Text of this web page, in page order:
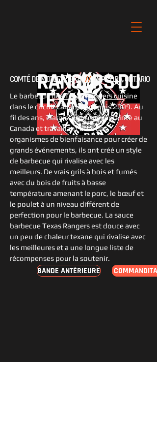
RANGERS DU
TEXAS
BANDE ANTÉRIEURE
COMTÉ DE MOTLEY, TEXAS//TWP ZORA, ONTARIO
Le barbecue des Texas Rangers cuisine
dans le circuit canadien depuis 2009. Au
fil des ans, élargissant son empreinte au
Canada et travaillant avec des
organismes de bienfaisance pour créer de
grands événements, ils ont créé un style
de barbecue qui rivalise avec les
meilleurs. De vrais grils à bois et fumés
avec du bois de fruits à basse
température amenant le porc, le bœuf et
le poulet à un niveau différent de
perfection pour le barbecue. La sauce
barbecue Texas Rangers est douce avec
un peu de chaleur texane qui rivalise avec
les meilleures et a une longue liste de
récompenses pour la soutenir.